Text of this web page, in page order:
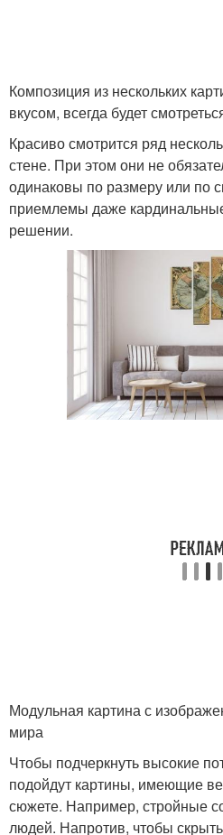
Композиция из нескольких
вкусом, всегда будет
Красиво смотрится ряд
стене. При этом они не
одинаковы по размеру или по
приемлемы даже
решении.
Модульная картина с
мира
Чтобы подчеркнуть высокие
подойдут картины, имеющие
сюжете. Например, стройные
людей. Напротив, чтобы